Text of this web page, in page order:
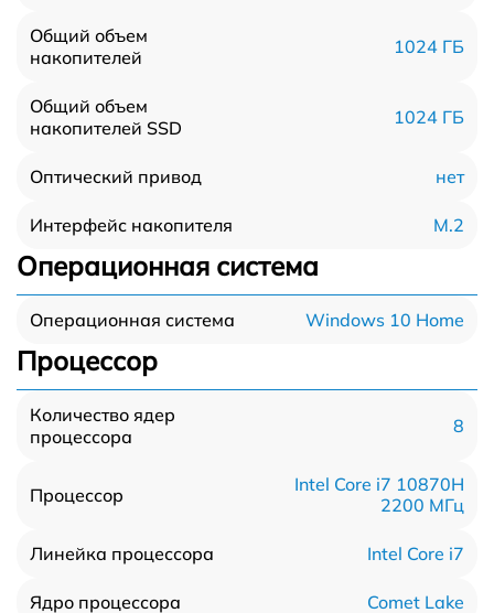
Общий объем
накопителей
1024 ГБ
Общий объем
накопителей SSD
1024 ГБ
Оптический привод нет
Интерфейс накопителя M.2
Операционная система
Операционная система Windows 10 Home
Процессор
Количество ядер
процессора
8
Процессор
Intel Core i7 10870H
2200 МГц
Линейка процессора Intel Core i7
Ядро процессора Comet Lake